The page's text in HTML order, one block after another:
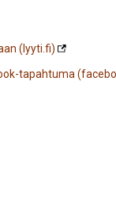
(lyyti.fi)
tapahtuma